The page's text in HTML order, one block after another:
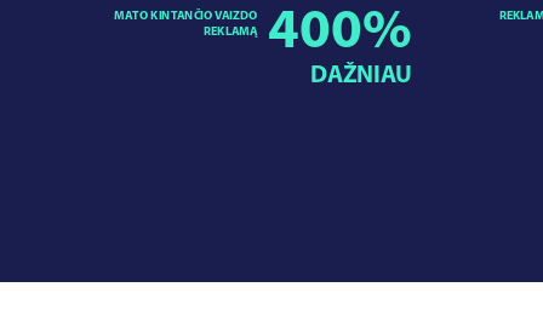
MATO KINTANČIO VAIZDO
REKLAMĄ 400%
DAŽNIAU